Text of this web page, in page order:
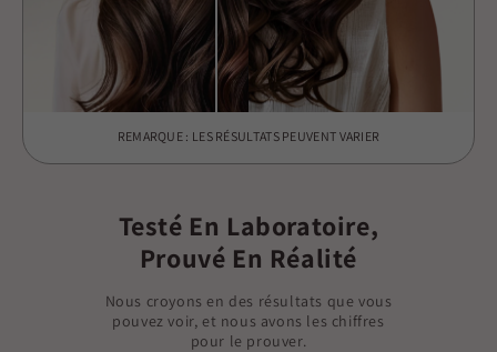
REMARQUE : LES RÉSULTATS PEUVENT VARIER
Testé En Laboratoire,
Prouvé En Réalité
Nous croyons en des résultats que vous
pouvez voir, et nous avons les chiffres
pour le prouver.